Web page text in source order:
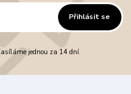
Přihlásit se
jednou za 14 dní.